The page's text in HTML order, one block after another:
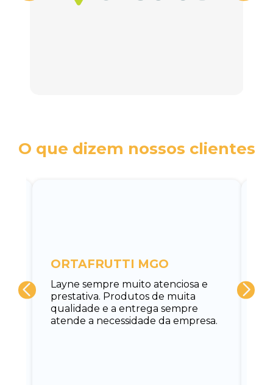
O que dizem nossos clientes
Layne sempre muito atenciosa e
prestativa. Produtos de muita
qualidade e a entrega sempre
atende a necessidade da empresa.
ORTAFRUTTI MGO